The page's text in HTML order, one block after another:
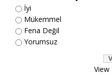
İyi
Mükemmel
Fena Değil
Yorumsuz
View